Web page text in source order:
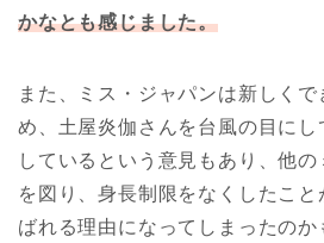
かなとも感じました。
また、ミス・ジャパンは新しく
め、土屋炎伽さんを台風の目にし
しているという意見もあり、他
を図り、身長制限をなくしたこ
ばれる理由になってしまったのか